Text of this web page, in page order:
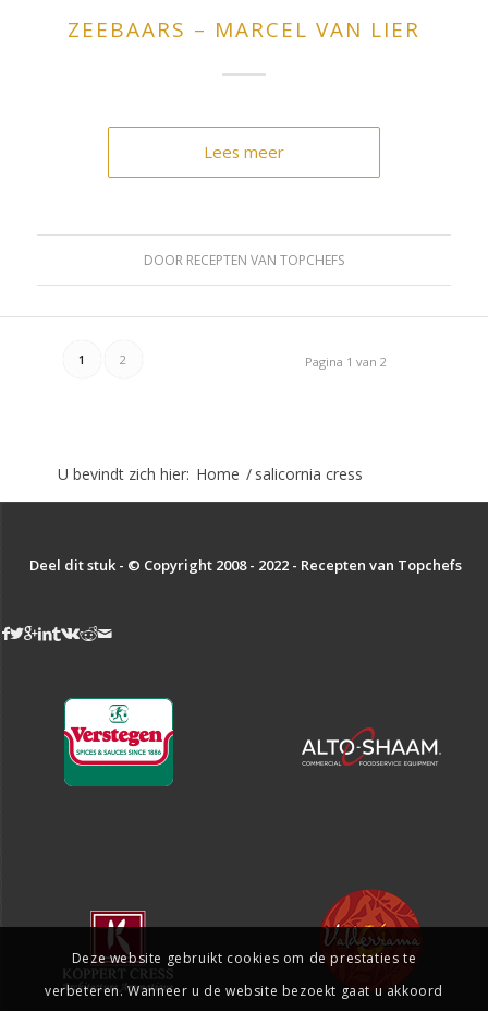
ZEEBAARS – MARCEL VAN LIER
Lees meer
DOOR RECEPTEN VAN TOPCHEFS
Pagina 1 van 2
1 2
U bevindt zich hier: Home / salicornia cress
Deel dit stuk - © Copyright 2008 - 2022 - Recepten van Topchefs
Deze website gebruikt cookies om de prestaties te
verbeteren. Wanneer u de website bezoekt gaat u akkoord